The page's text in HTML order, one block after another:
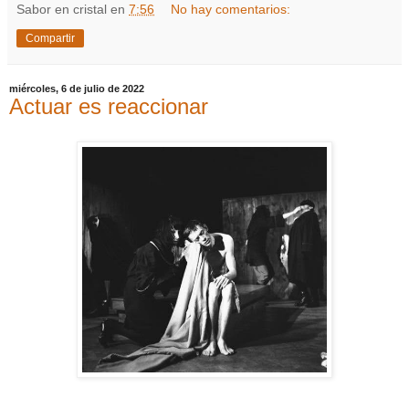
Sabor en cristal en 7:56 No hay comentarios:
Compartir
miércoles, 6 de julio de 2022
Actuar es reaccionar